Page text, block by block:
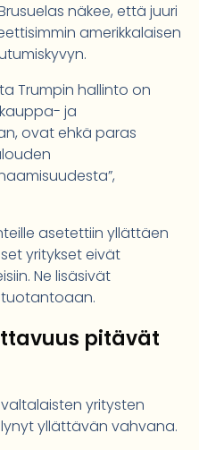
näkee, että juuri
amerikkalaisen
Trumpin hallinto on
ja
ovat ehkä paras
asetettiin yllättäen
yritykset eivät
Ne lisäsivät
pitävät
yritysten
yllättävän vahvana.